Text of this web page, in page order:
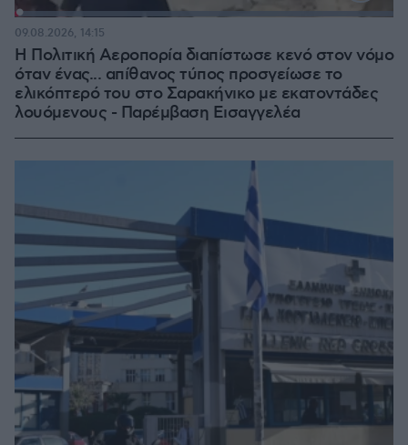
:
Η Πολιτική Αεροπορία διαπίστωσε κενό στον νόμο
όταν ένας... απίθανος τύπος προσγείωσε το
ελικόπτερό του στο Σαρακήνικο με εκατοντάδες
λουόμενους - Παρέμβαση Εισαγγελέα
09.08.2026, 14:15